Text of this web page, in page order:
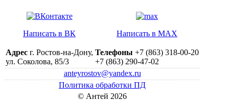
Написать в ВК Написать в MAX
Адрес г. Ростов-на-Дону,
ул. Соколова, 85/3
Телефоны +7 (863) 318-00-20
+7 (863) 290-47-02
anteyrostov@yandex.ru
Политика обработки ПД
© Антей 2026